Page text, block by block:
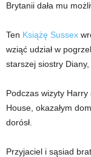
Brytanii dała mu
Ten Książę Sussex
wziąć udział w
starszej siostry Diany,
Podczas wizyty Harry
House, okazałym
dorósł.
Przyjaciel i sąsiad